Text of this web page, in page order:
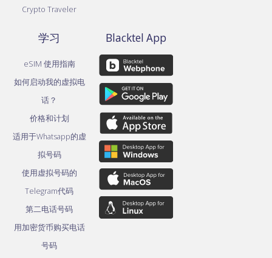
Crypto Traveler
学习
eSIM 使用指南
如何启动我的虚拟电
话？
价格和计划
适用于Whatsapp的虚
拟号码
使用虚拟号码的
Telegram代码
第二电话号码
用加密货币购买电话
号码
Blacktel App